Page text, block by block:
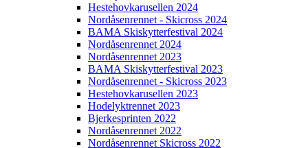
Hestehovkarusellen 2024
Nordåsenrennet - Skicross 2024
BAMA Skiskytterfestival 2024
Nordåsenrennet 2024
Nordåsenrennet 2023
BAMA Skiskytterfestival 2023
Nordåsenrennet - Skicross 2023
Hestehovkarusellen 2023
Hodelyktrennet 2023
Bjerkesprinten 2022
Nordåsenrennet 2022
Nordåsenrennet Skicross 2022